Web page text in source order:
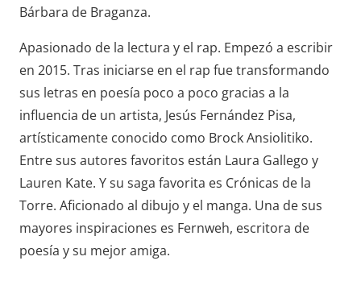
Bárbara de Braganza.
Apasionado de la lectura y el rap. Empezó a escribir
en 2015. Tras iniciarse en el rap fue transformando
sus letras en poesía poco a poco gracias a la
influencia de un artista, Jesús Fernández Pisa,
artísticamente conocido como Brock Ansiolitiko.
Entre sus autores favoritos están Laura Gallego y
Lauren Kate. Y su saga favorita es Crónicas de la
Torre. Aficionado al dibujo y el manga. Una de sus
mayores inspiraciones es Fernweh, escritora de
poesía y su mejor amiga.